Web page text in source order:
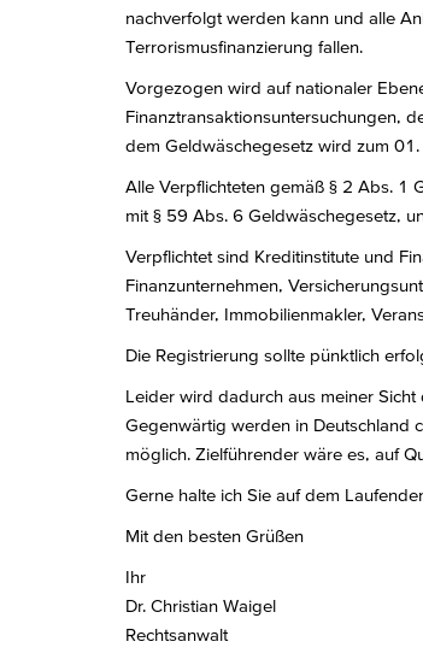
nachverfolgt werden kann und alle
Terrorismusfinanzierung fallen.
Vorgezogen wird auf nationaler
Finanztransaktionsuntersuchungen,
dem Geldwäschegesetz wird zum
Alle Verpflichteten gemäß § 2 Abs. 1
mit § 59 Abs. 6 Geldwäschegesetz,
Verpflichtet sind Kreditinstitute und
Finanzunternehmen,
Treuhänder, Immobilienmakler,
Die Registrierung sollte pünktlich
Leider wird dadurch aus meiner
Gegenwärtig werden in Deutschland
möglich. Zielführender wäre es, auf
Gerne halte ich Sie auf dem
Mit den besten Grüßen
Ihr
Dr. Christian Waigel
Rechtsanwalt